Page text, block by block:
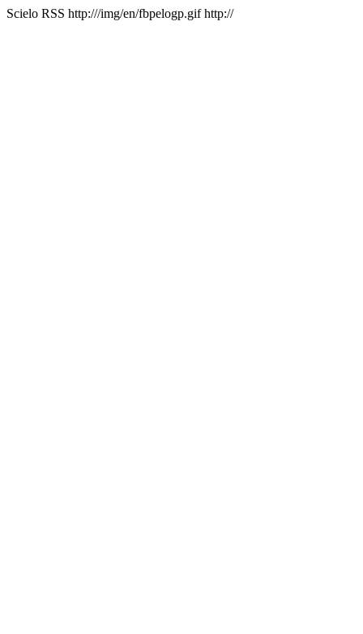
Scielo RSS http:///img/en/fbpelogp.gif http://